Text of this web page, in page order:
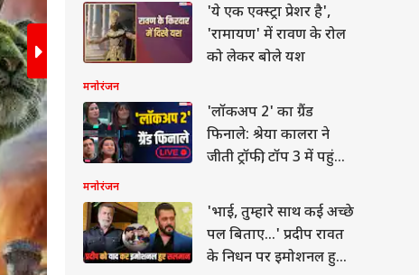
ये फिल्म 1980 के दशक की मशहूर सुपरहीरो कहानी
कहानी प्रिंस एडम के इर्द-गिर्द घूमती है, जो बचपन में
पर आ जाता है. ये 5 जून 2026 को थिएटर में रिलीज़
'ये एक एक्स्ट्रा प्रेशर है',
'रामायण' में रावण के रोल
को लेकर बोले यश
मनोरंजन
'लॉकअप 2' का ग्रैंड
फिनाले: श्रेया कालरा ने
जीती ट्रॉफी, टॉप 3 में पहुंचे
क्या हुआ
मनोरंजन
'भाई, तुम्हारे साथ कई अच्छे
पल बिताए...' प्रदीप रावत
के निधन पर इमोशनल हुए